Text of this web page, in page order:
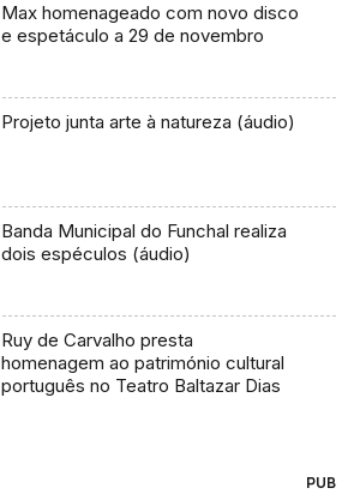
Max homenageado com novo disco
e espetáculo a 29 de novembro
Projeto junta arte à natureza (áudio)
Banda Municipal do Funchal realiza
dois espéculos (áudio)
Ruy de Carvalho presta
homenagem ao património cultural
português no Teatro Baltazar Dias
PUB